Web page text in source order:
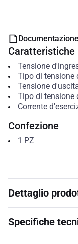
Documentazione
Caratteristiche
Tensione
Tipo di tensione
Tensione
Tipo di tensione
Corrente
Confezione
1 PZ
Dettaglio
Specifiche